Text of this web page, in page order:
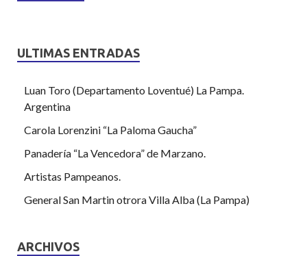
ULTIMAS ENTRADAS
Luan Toro (Departamento Loventué) La Pampa.
Argentina
Carola Lorenzini “La Paloma Gaucha”
Panadería “La Vencedora” de Marzano.
Artistas Pampeanos.
General San Martin otrora Villa Alba (La Pampa)
ARCHIVOS